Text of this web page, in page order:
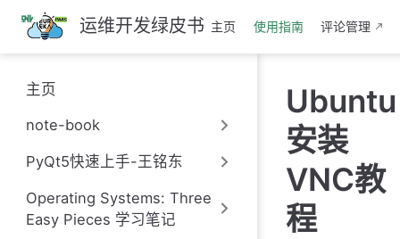
跳
至
主
要
內
运维开发绿皮书 主页 使用指南 评论管理
主页
note-book
PyQt5快速上手-王铭东
Operating Systems: Three
Easy Pieces 学习笔记
Ubuntu
安装
VNC教
程